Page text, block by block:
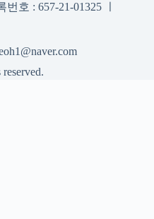
호 : 657-21-01325 ㅣ